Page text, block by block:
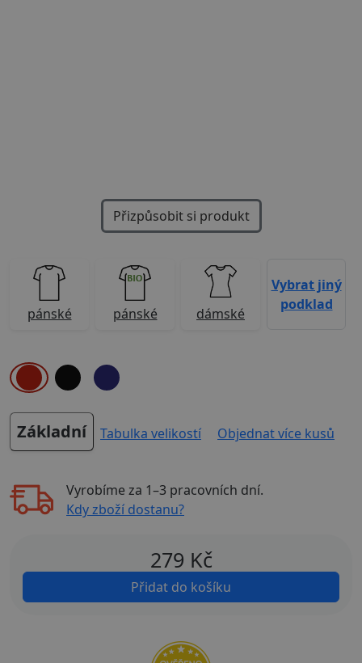
Přizpůsobit si produkt
pánské pánské dámské
Vybrat jiný
podklad
Základní Tabulka velikostí Objednat více kusů
Vyrobíme za 1–3 pracovních dní.
Kdy zboží dostanu?
279 Kč
Přidat do košíku